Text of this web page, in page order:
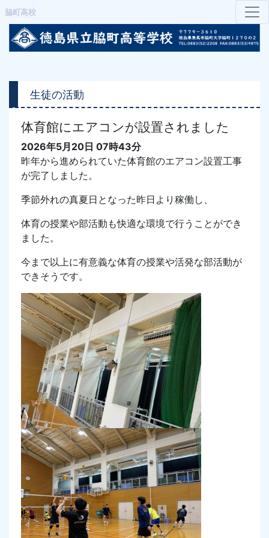
脇町高校
生徒の活動
体育館にエアコンが設置されました
2026年5月20日 07時43分
昨年から進められていた体育館のエアコン設置工事
が完了しました。
季節外れの真夏日となった昨日より稼働し、
体育の授業や部活動も快適な環境で行うことができ
ました。
今まで以上に有意義な体育の授業や活発な部活動が
できそうです。